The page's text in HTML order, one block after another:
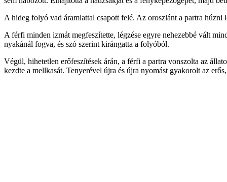
A hideg folyó vad áramlattal csapott felé. Az oroszlánt a partra húzni
A férfi minden izmát megfeszítette, légzése egyre nehezebbé vált
nyakánál fogva, és szó szerint kirángatta a folyóból.
Végül, hihetetlen erőfeszítések árán, a férfi a partra vonszolta az
kezdte a mellkasát. Tenyerével újra és újra nyomást gyakorolt az